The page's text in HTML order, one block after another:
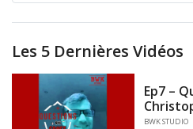
Les 5 Dernières Vidéos
Ep7 –
BWK STUDIO